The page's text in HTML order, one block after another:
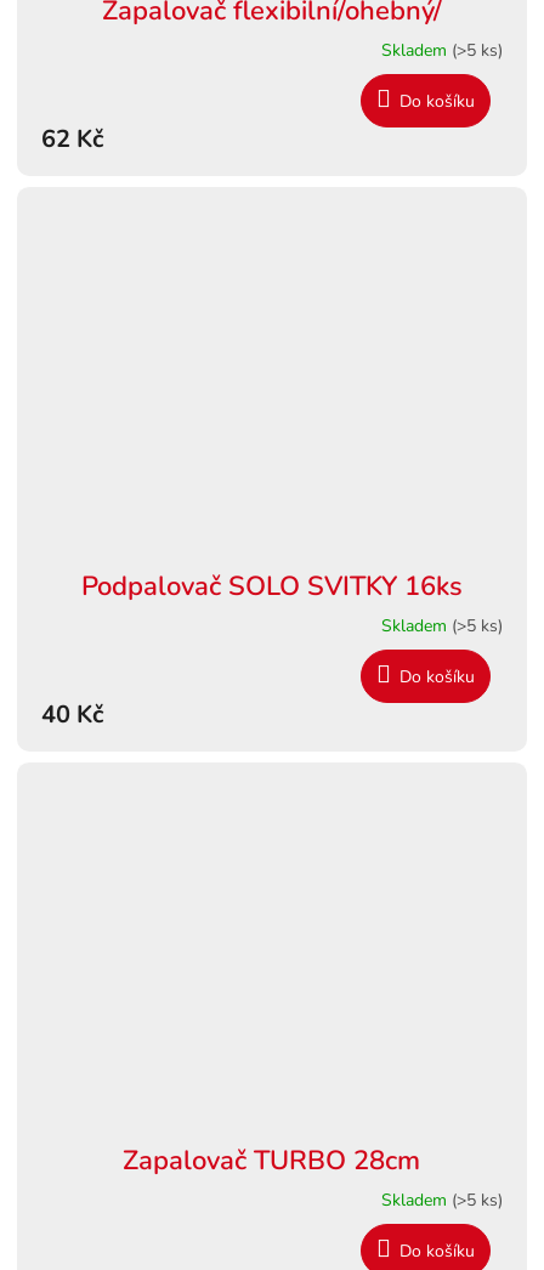
Zapalovač flexibilní/ohebný/
Skladem (>5 ks)
62 Kč
Do košíku
Podpalovač SOLO SVITKY 16ks
Skladem (>5 ks)
40 Kč
Do košíku
Zapalovač TURBO 28cm
Skladem (>5 ks)
Do košíku